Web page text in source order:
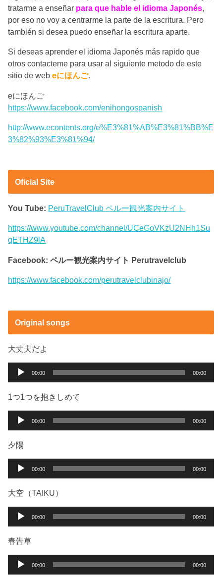
tratarme a enseñar para que hable el idioma Japonés,
por eso no voy a centrarme la parte de la escritura. Pero
también si desea puedo enseñar la escritura aparte.
Si deseas aprender el idioma Japonés más rapido que
otros contacteme para usar al siguiente metodo de este
sitio de webeにほんご.
eにほんご
https://www.facebook.com/enihongospanish
http://www.econtents.org/e%E3%81%AB%E3%81%BB%E
3%82%93%E3%81%94/
Oficial Site
You Tube: PeruTravelClub ペルー観光案内サイト
https://www.youtube.com/channel/UCeGoVKzU2NHh1Su
qETHZ9lA
Facebook: ペルー観光案内サイト Perutravelclub
https://www.facebook.com/perutravelclubinajo/
Original songs
大丈夫だよ
プ
ー
00:00 00:00
1つ1つを抱きしめて
プ
レ
ー
00:00 00:00
夕陽
プ
レ
ー
00:00 00:00
大空（TAIKU）
プ
レ
00:00 00:00
春告草
00:00 00:00